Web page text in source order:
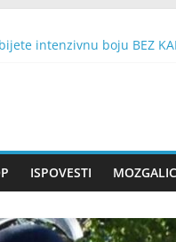
intenzivnu boju BEZ
Mobitel
TEŠKU NATO BOMBU SA
ISPOVESTI